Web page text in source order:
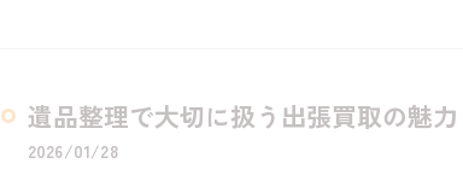
遺品整理で大切に扱う出張買取の魅力
2026/01/28